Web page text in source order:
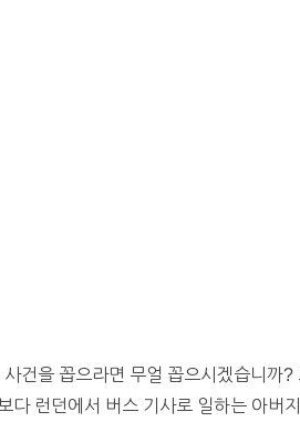
건을 꼽으라면 무얼 꼽으시겠습니까
런던에서 버스 기사로 일하는 아버